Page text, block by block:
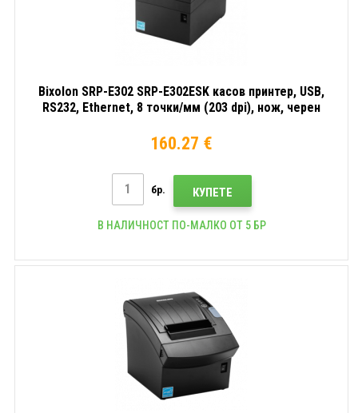
Bixolon SRP-E302 SRP-E302ESK касов принтер, USB,
RS232, Ethernet, 8 точки/мм (203 dpi), нож, черен
160.27 €
бр. КУПЕТЕ
В НАЛИЧНОСТ ПО-МАЛКО ОТ 5 БР